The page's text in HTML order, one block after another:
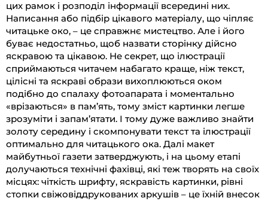
цих рамок і розподіл інформації всередині них.
Написання або підбір цікавого матеріалу, що чіпляє
читацьке око, – це справжнє мистецтво. Але і його
буває недостатньо, щоб назвати сторінку дійсно
яскравою та цікавою. Не секрет, що ілюстрації
сприймаються читачем набагато краще, ніж текст,
цілісні та яскраві образи вихоплюються оком
подібно до спалаху фотоапарата і моментально
«врізаються» в пам’ять, тому зміст картинки легше
зрозуміти і запам’ятати. І тому дуже важливо знайти
золоту середину і скомпонувати текст та ілюстрації
оптимально для читацького ока. Далі макет
майбутньої газети затверджують, і на цьому етапі
долучаються технічні фахівці, які теж творять на своїх
місцях: чіткість шрифту, яскравість картинки, рівні
стопки свіжовіддрукованих аркушів – це їхній внесок